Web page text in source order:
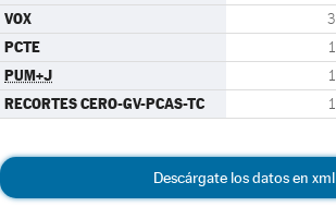
VOX 3
PCTE 1
PUM+J 1
RECORTES CERO-GV-PCAS-TC 1
Descárgate los datos en xml